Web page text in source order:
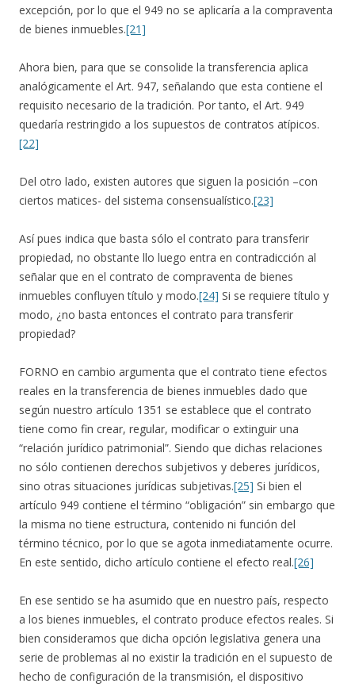
excepción, por lo que el 949 no se aplicaría a la compraventa
de bienes inmuebles.[21]
Ahora bien, para que se consolide la transferencia aplica
analógicamente el Art. 947, señalando que esta contiene el
requisito necesario de la tradición. Por tanto, el Art. 949
quedaría restringido a los supuestos de contratos atípicos.
[22]
Del otro lado, existen autores que siguen la posición –con
ciertos matices- del sistema consensualístico.[23]
Así pues indica que basta sólo el contrato para transferir
propiedad, no obstante llo luego entra en contradicción al
señalar que en el contrato de compraventa de bienes
inmuebles confluyen título y modo.[24] Si se requiere título y
modo, ¿no basta entonces el contrato para transferir
propiedad?
FORNO en cambio argumenta que el contrato tiene efectos
reales en la transferencia de bienes inmuebles dado que
según nuestro artículo 1351 se establece que el contrato
tiene como fin crear, regular, modificar o extinguir una
“relación jurídico patrimonial”. Siendo que dichas relaciones
no sólo contienen derechos subjetivos y deberes jurídicos,
sino otras situaciones jurídicas subjetivas.[25] Si bien el
artículo 949 contiene el término “obligación” sin embargo que
la misma no tiene estructura, contenido ni función del
término técnico, por lo que se agota inmediatamente ocurre.
En este sentido, dicho artículo contiene el efecto real.[26]
En ese sentido se ha asumido que en nuestro país, respecto
a los bienes inmuebles, el contrato produce efectos reales. Si
bien consideramos que dicha opción legislativa genera una
serie de problemas al no existir la tradición en el supuesto de
hecho de configuración de la transmisión, el dispositivo